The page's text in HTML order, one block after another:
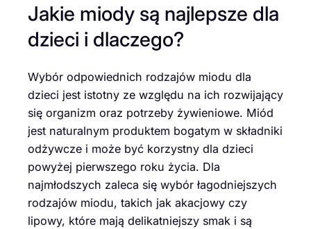
Jakie miody są najlepsze dla
dzieci i dlaczego?
Wybór odpowiednich rodzajów miodu dla
dzieci jest istotny ze względu na ich rozwijający
się organizm oraz potrzeby żywieniowe. Miód
jest naturalnym produktem bogatym w składniki
odżywcze i może być korzystny dla dzieci
powyżej pierwszego roku życia. Dla
najmłodszych zaleca się wybór łagodniejszych
rodzajów miodu, takich jak akacjowy czy
lipowy, które mają delikatniejszy smak i są